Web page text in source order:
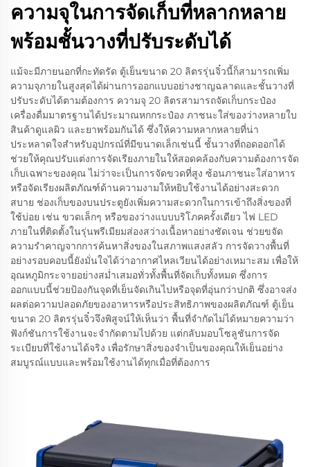
ความจุในการจัดเก็บที่หลากหลาย
พร้อมชั้นวางที่ปรับระดับได้
แม้จะมีภายนอกที่กะทัดรัด ตู้เย็นขนาด 20 ลิตรรุ่นจิ๋วนี้ก็สามารถเพิ่ม
ความจุภายในสูงสุดได้ผ่านการออกแบบอย่างชาญฉลาดและชั้นวางที่
ปรับระดับได้ตามต้องการ ความจุ 20 ลิตรสามารถจัดเก็บกระป๋อง
เครื่องดื่มมาตรฐานได้ประมาณหกกระป๋อง ภาชนะใส่ของว่างหลายใบ
สินค้าดูแลผิว และยาพร้อมกันได้ ซึ่งให้ความหลากหลายที่น่า
ประหลาดใจสำหรับอุปกรณ์ที่มีขนาดเล็กเช่นนี้ ชั้นวางที่ถอดออกได้
ช่วยให้คุณปรับแต่งการจัดเรียงภายในให้สอดคล้องกับความต้องการจัด
เก็บเฉพาะของคุณ ไม่ว่าจะเป็นการจัดขวดที่สูง ซ้อนภาชนะใส่อาหาร
หรือจัดเรียงผลิตภัณฑ์ด้านความงามให้หยิบใช้งานได้อย่างสะดวก
สบาย ช่องเก็บของบนประตูยังเพิ่มความสะดวกในการเข้าถึงสิ่งของที่
ใช้บ่อย เช่น ขวดเล็กๆ หรือของว่างแบบบริโภคครั้งเดียว ไฟ LED
ภายในที่ติดตั้งในรุ่นพรีเมียมส่องสว่างเนื้อหาอย่างชัดเจน ช่วยขจัด
ความรำคาญจากการค้นหาสิ่งของในสภาพแสงสลัว การจัดวางพื้นที่
อย่างรอบคอบนี้ยังมั่นใจได้ว่าอากาศไหลเวียนได้อย่างเหมาะสม เพื่อให้
อุณหภูมิกระจายอย่างสม่ำเสมอทั่วทั้งพื้นที่จัดเก็บทั้งหมด ซึ่งการ
ออกแบบนี้ช่วยป้องกันจุดที่เย็นจัดเกินไปหรือจุดที่อุ่นกว่าปกติ ซึ่งอาจส่ง
ผลต่อความปลอดภัยของอาหารหรือประสิทธิภาพของผลิตภัณฑ์ ตู้เย็น
ขนาด 20 ลิตรรุ่นจิ๋วจึงพิสูจน์ให้เห็นว่า พื้นที่จำกัดไม่ได้หมายความว่า
ฟังก์ชันการใช้งานจะจำกัดตามไปด้วย แต่กลับมอบโซลูชันการจัด
ระเบียบที่ใช้งานได้จริง เพื่อรักษาสิ่งของจำเป็นของคุณให้เย็นอย่าง
สมบูรณ์แบบและพร้อมใช้งานได้ทุกเมื่อที่ต้องการ